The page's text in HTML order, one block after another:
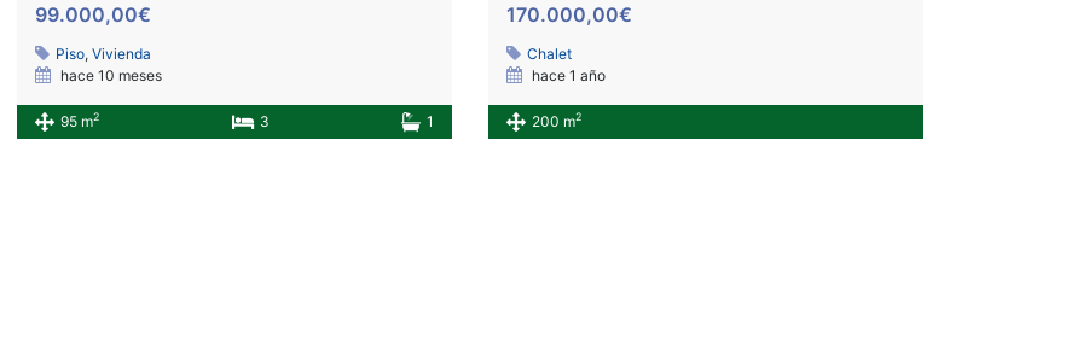
99.000,00€
Piso, Vivienda
hace 10 meses
95 m2 3 1
170.000,00€
Chalet
hace 1 año
200 m2